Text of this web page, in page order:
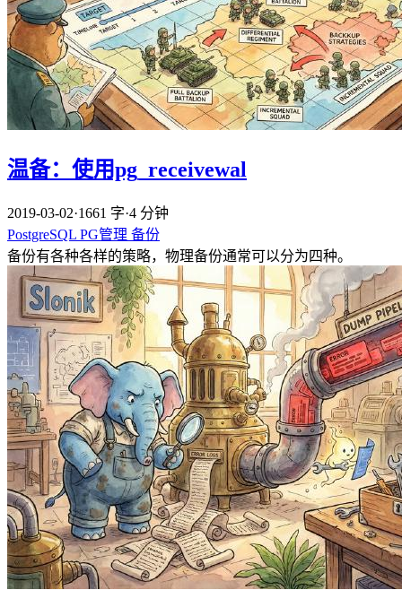
温备：使用pg_receivewal
2019-03-02·1661 字·4 分钟
PostgreSQL PG管理 备份
备份有各种各样的策略，物理备份通常可以分为四种。